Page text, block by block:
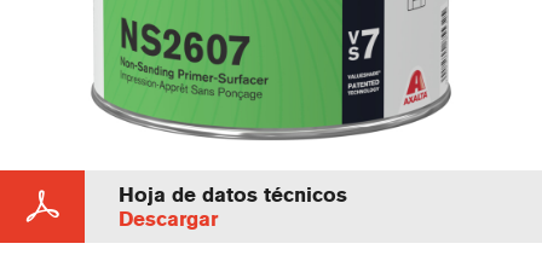
Hoja de datos técnicos
Descargar